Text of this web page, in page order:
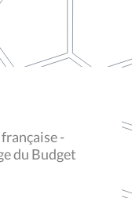
-
du Budget